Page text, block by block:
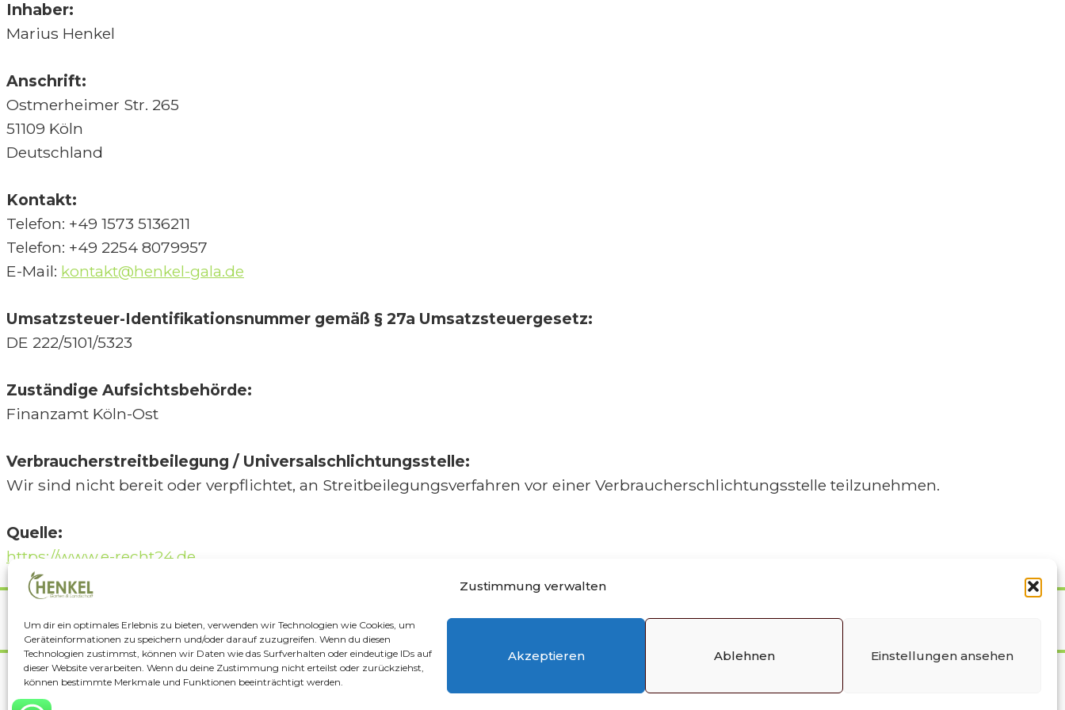
Zustimmung verwalten
Um dir ein optimales Erlebnis zu bieten, verwenden wir Technologien wie Cookies, um
Geräteinformationen zu speichern und/oder darauf zuzugreifen. Wenn du diesen
Technologien zustimmst, können wir Daten wie das Surfverhalten oder eindeutige IDs auf
dieser Website verarbeiten. Wenn du deine Zustimmung nicht erteilst oder zurückziehst,
können bestimmte Merkmale und Funktionen beeinträchtigt werden.
Akzeptieren Ablehnen Einstellungen ansehen
Inhaber:
Marius Henkel
Anschrift:
Ostmerheimer Str. 265
51109 Köln
Deutschland
Kontakt:
Telefon: +49 1573 5136211
Telefon: +49 2254 8079957
E-Mail: kontakt@henkel-gala.de
Umsatzsteuer-Identifikationsnummer gemäß § 27a Umsatzsteuergesetz:
DE 222/5101/5323
Zuständige Aufsichtsbehörde:
Finanzamt Köln-Ost
Verbraucherstreitbeilegung / Universalschlichtungsstelle:
Wir sind nicht bereit oder verpflichtet, an Streitbeilegungsverfahren vor einer Verbraucherschlichtungsstelle teilzunehmen.
Quelle:
https://www.e-recht24.de
Datenschutz Impressum AGBs Kontakt Cookie-Richtlinie (EU)
© 2026 Henkel Garten & Landschaft